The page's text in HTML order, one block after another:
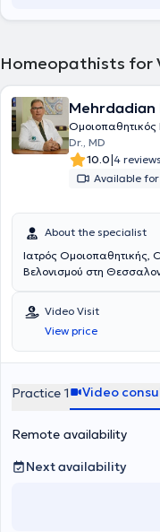
Homeopathists for
Mehrdadian
Ομοιοπαθητικός
Dr., MD
10.0|4 reviews
Available
About the specialist
Ιατρός Ομοιοπαθητικής,
Βελονισμού στη
Video Visit
View price
Practice 1 Video
Remote availability
Next availability